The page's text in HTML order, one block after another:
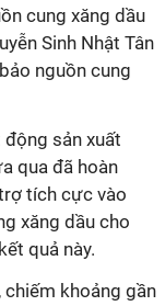
cung xăng dầu
Sinh Nhật Tân
nguồn cung
sản xuất
qua đã hoàn
tích cực vào
xăng dầu cho
quả này.
chiếm khoảng gần